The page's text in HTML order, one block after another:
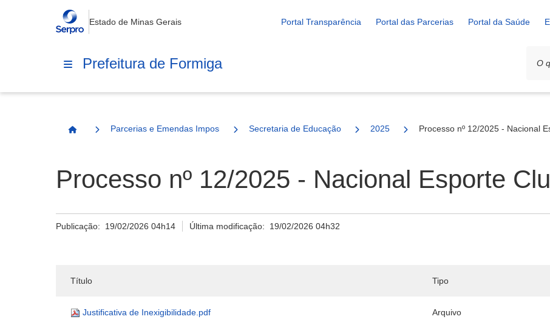
Estado de Minas Gerais Portal Transparência Portal das Parcerias Portal da Saúde
Prefeitura de Formiga
Página Inicial
Parcerias e Emendas Impositivas MunicipaisSecretaria de Educação 2025 Processo nº 12/2025 - Nacional
Processo nº 12/2025 - Nacional Esporte
Publicação: 19/02/2026 04h14 Última modificação: 19/02/2026 04h32
Título Tipo
Justificativa de Inexigibilidade.pdf Arquivo